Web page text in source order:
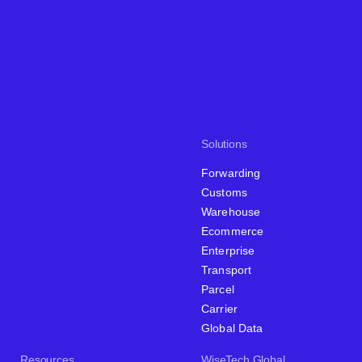
Solutions
Forwarding
Customs
Warehouse
Ecommerce
Enterprise
Transport
Parcel
Carrier
Global Data